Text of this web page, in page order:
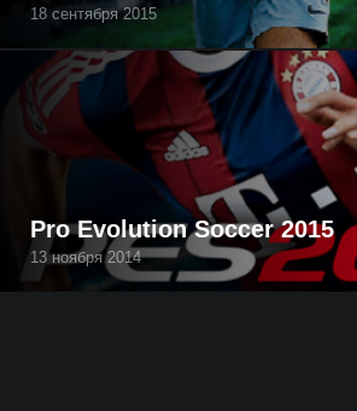
18 сентября 2015
Pro Evolution Soccer 2015
13 ноября 2014